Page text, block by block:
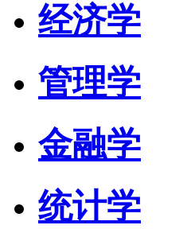
经济学
管理学
金融学
统计学